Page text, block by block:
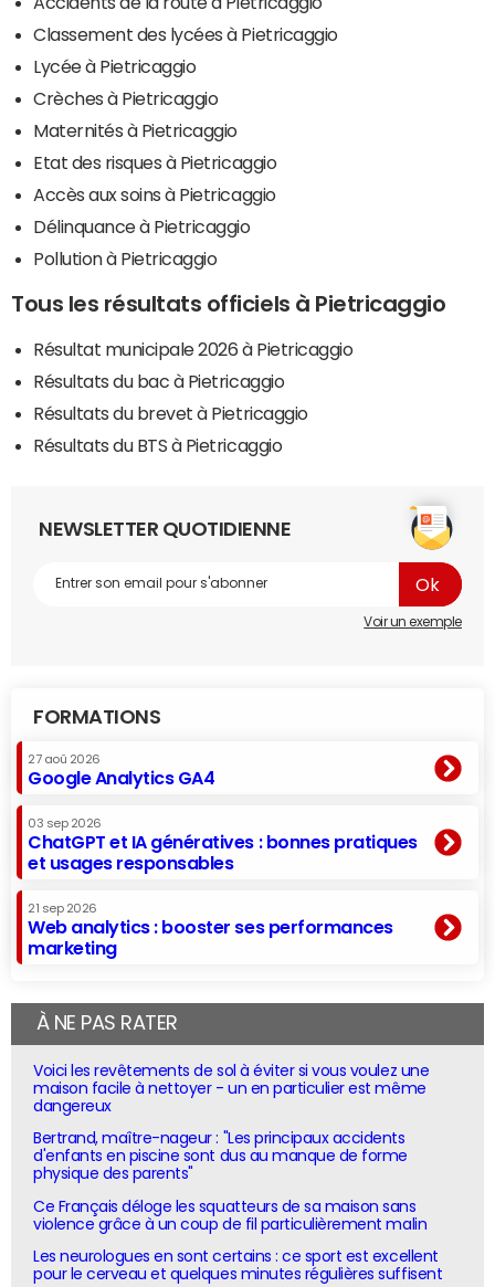
Classement des lycées à Pietricaggio
Lycée à Pietricaggio
Crèches à Pietricaggio
Maternités à Pietricaggio
Etat des risques à Pietricaggio
Accès aux soins à Pietricaggio
Délinquance à Pietricaggio
Pollution à Pietricaggio
Tous les résultats officiels à Pietricaggio
Résultat municipale 2026 à Pietricaggio
Résultats du bac à Pietricaggio
Résultats du brevet à Pietricaggio
Résultats du BTS à Pietricaggio
NEWSLETTER QUOTIDIENNE
Voir un exemple
FORMATIONS
27 aoû 2026
Google Analytics GA4
03 sep 2026
ChatGPT et IA génératives : bonnes pratiques
et usages responsables
21 sep 2026
Web analytics : booster ses performances
marketing
À NE PAS RATER
Voici les revêtements de sol à éviter si vous voulez une
maison facile à nettoyer - un en particulier est même
dangereux
Bertrand, maître-nageur : "Les principaux accidents
d'enfants en piscine sont dus au manque de forme
physique des parents"
Ce Français déloge les squatteurs de sa maison sans
violence grâce à un coup de fil particulièrement malin
Les neurologues en sont certains : ce sport est excellent
pour le cerveau et quelques minutes régulières suffisent